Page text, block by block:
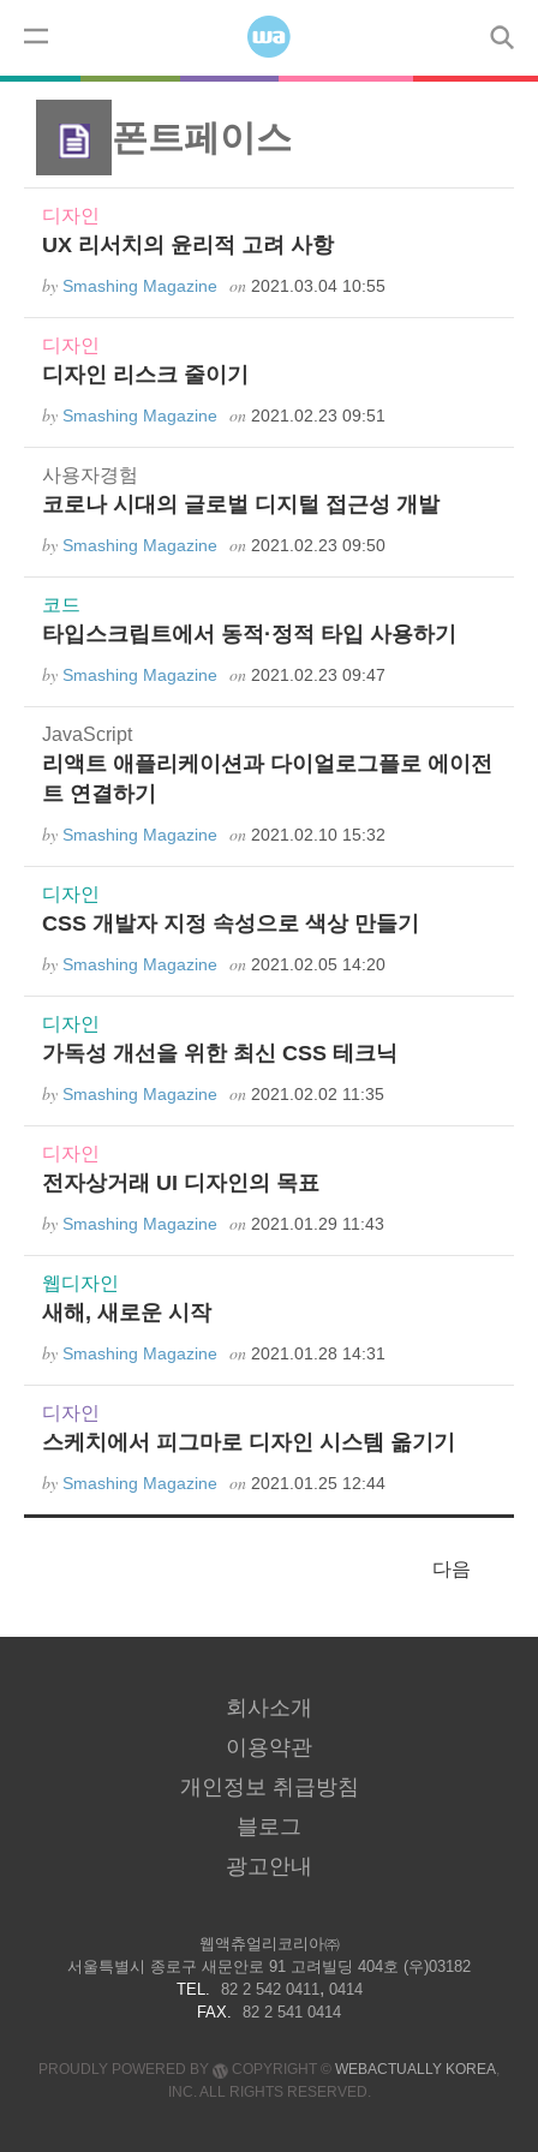
Menu
코드 디자인 워드프레스
폰트페이스
디자인
UX 리서치의 윤리적 고려 사항
by Smashing Magazine on 2021.03.04 10:55
디자인
디자인 리스크 줄이기
by Smashing Magazine on 2021.02.23 09:51
사용자경험
코로나 시대의 글로벌 디지털 접근성 개발
by Smashing Magazine on 2021.02.23 09:50
코드
타입스크립트에서 동적·정적 타입 사용하기
by Smashing Magazine on 2021.02.23 09:47
JavaScript
리액트 애플리케이션과 다이얼로그플로 에이전
트 연결하기
by Smashing Magazine on 2021.02.10 15:32
디자인
CSS 개발자 지정 속성으로 색상 만들기
by Smashing Magazine on 2021.02.05 14:20
디자인
가독성 개선을 위한 최신 CSS 테크닉
by Smashing Magazine on 2021.02.02 11:35
디자인
전자상거래 UI 디자인의 목표
by Smashing Magazine on 2021.01.29 11:43
웹디자인
새해, 새로운 시작
by Smashing Magazine on 2021.01.28 14:31
디자인
스케치에서 피그마로 디자인 시스템 옮기기
by Smashing Magazine on 2021.01.25 12:44
다음
회사소개
이용약관
개인정보 취급방침
블로그
광고안내
웹액츄얼리코리아㈜
서울특별시 종로구 새문안로 91 고려빌딩 404호 (우)03182
TEL.
82 2 542 0411 , 0414
FAX.
82 2 541 0414
PROUDLY POWERED BY COPYRIGHT © WEBACTUALLY KOREA,
INC. ALL RIGHTS RESERVED.